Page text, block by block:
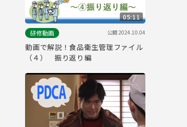
05:11
研修動画
公開2024.10.04
動画で解説！食品衛生管理ファイル
（４） 振り返り編